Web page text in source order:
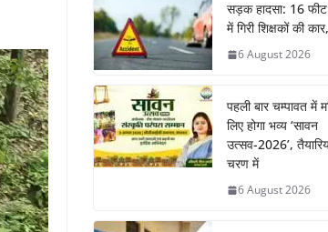
सड़क हादसा: 16 फीट
में गिरी शिक्षकों की
6 August 2026
पहली बार चम्पावत में
लिए होगा भव्य ‘सावन
उत्सव-2026’,
चरण में
6 August 2026